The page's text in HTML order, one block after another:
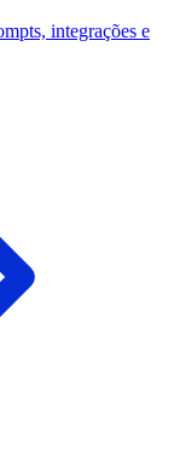
integrações e